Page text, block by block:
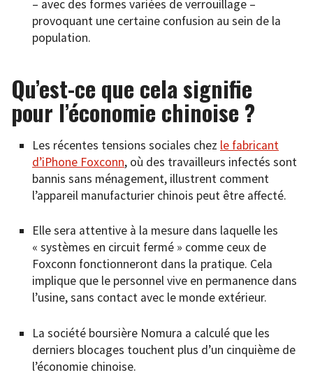
– avec des formes variées de verrouillage –
provoquant une certaine confusion au sein de la
population.
Qu’est-ce que cela signifie
pour l’économie chinoise ?
Les récentes tensions sociales chez le fabricant
d’iPhone Foxconn, où des travailleurs infectés sont
bannis sans ménagement, illustrent comment
l’appareil manufacturier chinois peut être affecté.
Elle sera attentive à la mesure dans laquelle les
« systèmes en circuit fermé » comme ceux de
Foxconn fonctionneront dans la pratique. Cela
implique que le personnel vive en permanence dans
l’usine, sans contact avec le monde extérieur.
La société boursière Nomura a calculé que les
derniers blocages touchent plus d’un cinquième de
l’économie chinoise.